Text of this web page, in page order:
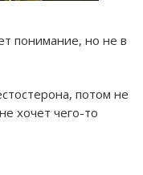
понимание, но не в
потом не
хочет чего-то